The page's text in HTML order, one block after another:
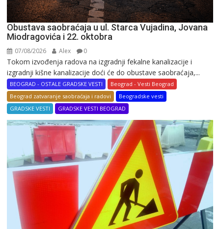
Obustava saobraćaja u ul. Starca Vujadina, Jovana
Miodragovića i 22. oktobra
07/08/2026 Alex 0
Tokom izvođenja radova na izgradnji fekalne kanalizacije i
izgradnji kišne kanalizacije doći će do obustave saobraćaja,...
BEOGRAD - OSTALE GRADSKE VESTI
Beograd - Vesti Beograd
Beograd zatvaranje saobraćaja i radovi
Beogradske vesti
GRADSKE VESTI
GRADSKE VESTI BEOGRAD